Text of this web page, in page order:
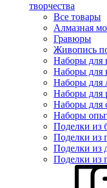
творчества
Все товары
Алмазная
Гравюры
Живопись
Наборы для
Наборы для
Наборы для
Наборы для
Наборы для
Наборы
Поделки из
Поделки из
Поделки из
Поделки из